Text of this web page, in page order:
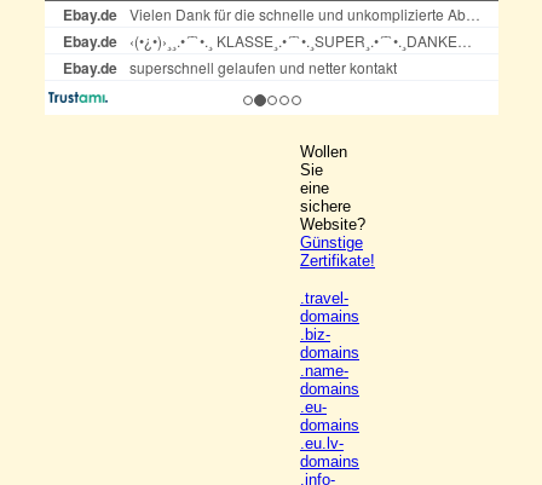
Wollen
Sie
eine
sichere
Website?
Günstige
Zertifikate!
.travel-
domains
.biz-
domains
.name-
domains
.eu-
domains
.eu.lv-
domains
.info-